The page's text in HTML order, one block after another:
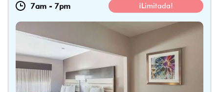
7am - 7pm ¡Limitada!